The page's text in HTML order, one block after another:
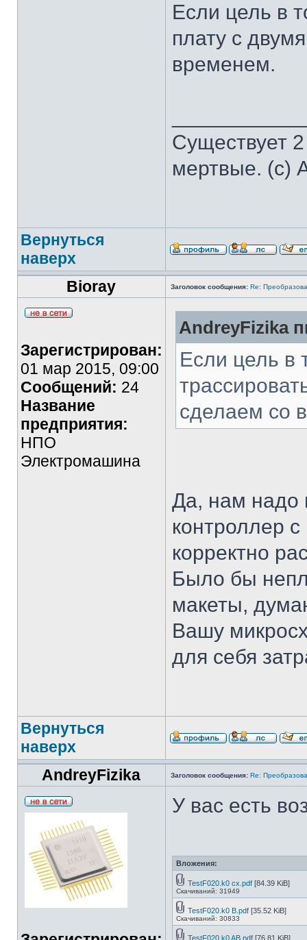
Если цель в
плату с
временем.
Существует
мертвые. (с)
Вернуться
наверх
Bioray
Заголовок сообщения: Re:
Зарегистрирован:
01 мар 2015, 09:00
Сообщений: 24
Название
предприятия:
НПО
Электромашина
AndreyFizika
Если цель в
сделаем со
Да, нам надо
контроллер
корректно
Было бы
макеты,
Вашу
для себя
Вернуться
наверх
AndreyFizika
Заголовок сообщения: Re:
У вас есть
Вложения:
TestF020.k0 cx.pdf [84.39 KiB]
Скачиваний: 31949
TestF020.k0 B.pdf [35.52 KiB]
Скачиваний: 30833
TestF020.k0 AB.pdf [76.81 KiB]